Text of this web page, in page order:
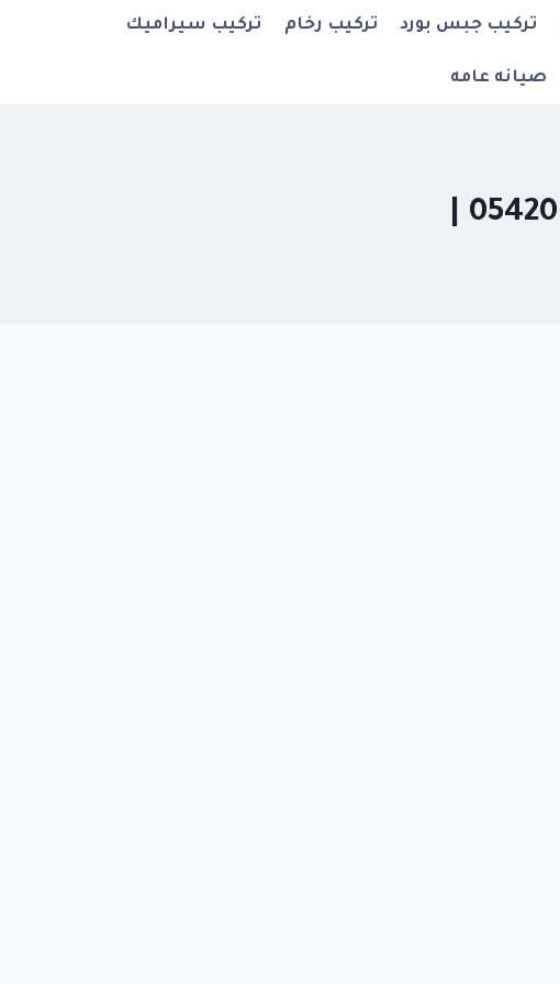
تركيب جبس بورد تركيب رخام تركيب سيراميك
صيانه عامه